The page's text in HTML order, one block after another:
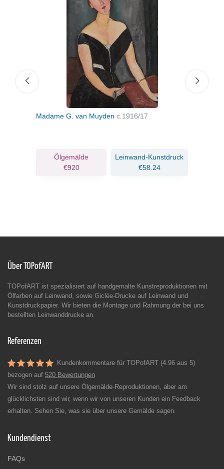
Madame G. van Muyden c.1916/17
Ölgemälde
€920
Leinwand-Kunstdruck
€58.24
Über TOPofART
TOPofART ist spezialisiert auf handgemalte Kunstreproduktionen mit
Ölfarben auf Leinwand, sowie Giclée-Drucke auf Leinwand und
Kunstdruckpapier. Wir bieten die Montage und Rahmung der bei uns
bestellten Leinwanddrucke an.
Referenzen
Kundenkommentare für TOPofART (4.96 aus 5)
bezogen auf 520 Bewertungen
Wir sind stolz auf unsere Ölgemälde-Reproduktionen, aber am
glücklichsten sind wir, wenn wir von unseren Kunden ein Feedback
erhalten. Sehen Sie, was sie über unsere Gemälde sagen.
Kundendienst
FAQs